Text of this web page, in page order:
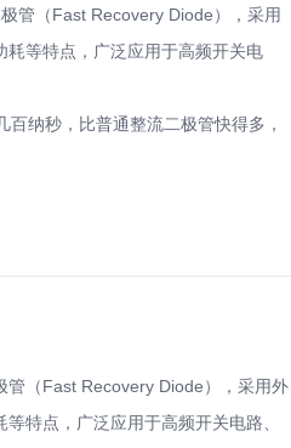
管（Fast Recovery Diode），采用
等特点，广泛应用于高频开关电
纳秒，比普通整流二极管快得多，
（Fast Recovery Diode），采用外
特点，广泛应用于高频开关电路、